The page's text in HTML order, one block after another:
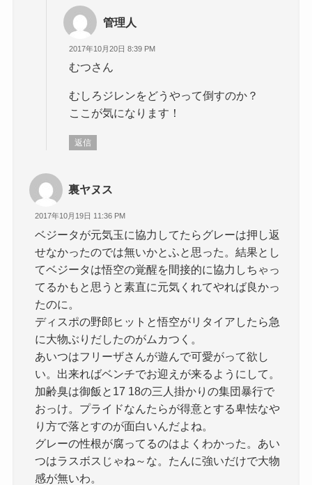
管理人
2017年10月20日 8:39 PM
むつさん
むしろジレンをどうやって倒すのか？
ここが気になります！
返信
裏ヤヌス
2017年10月19日 11:36 PM
ベジータが元気玉に協力してたらグレーは押し返
せなかったのでは無いかとふと思った。結果とし
てベジータは悟空の覚醒を間接的に協力しちゃっ
てるかもと思うと素直に元気くれてやれば良かっ
たのに。
ディスポの野郎ヒットと悟空がリタイアしたら急
に大物ぶりだしたのがムカつく。
あいつはフリーザさんが遊んで可愛がって欲し
い。出来ればベンチでお迎えが来るようにして。
加齢臭は御飯と17 18の三人掛かりの集団暴行で
おっけ。プライドなんたらが得意とする卑怯なや
り方で落とすのが面白いんだよね。
グレーの性根が腐ってるのはよくわかった。あい
つはラスボスじゃね～な。たんに強いだけで大物
感が無いわ。